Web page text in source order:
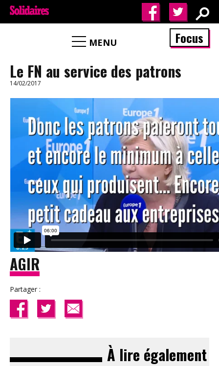
MENU Focus
Le FN au service des patrons
14/02/2017
AGIR
Partager :
À lire également